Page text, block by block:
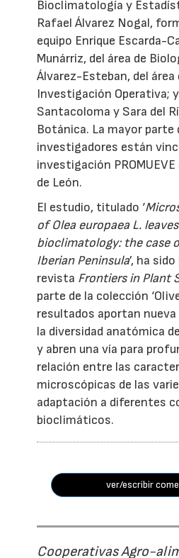
Bioclimatología y
Rafael Álvarez Nogal,
equipo Enrique Escarda-
Munárriz, del área de
Álvarez-Esteban, del
Investigación Operativa;
Santacoloma y Sara del
Botánica. La mayor parte
investigadores están
investigación
de León.
El estudio, titulado ‘
of Olea europaea L.
bioclimatology: the case
Iberian Peninsula’, ha
revista Frontiers in Plant
parte de la colección
resultados aportan
la diversidad anatómica
y abren una vía para
relación entre las
microscópicas de las
adaptación a diferentes
bioclimáticos.
ver/escribir
Cooperativas Agro-